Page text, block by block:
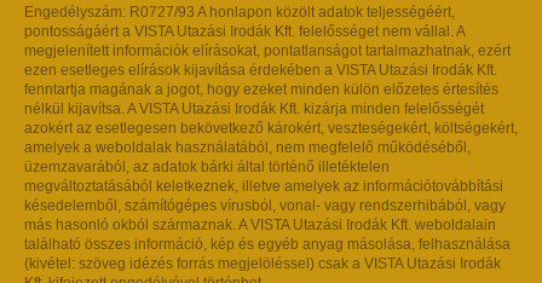
Engedélyszám: R0727/93 A honlapon közölt adatok teljességéért,
pontosságáért a VISTA Utazási Irodák Kft. felelősséget nem vállal. A
megjelenített információk elírásokat, pontatlanságot tartalmazhatnak, ezért
ezen esetleges elírások kijavítása érdekében a VISTA Utazási Irodák Kft.
fenntartja magának a jogot, hogy ezeket minden külön előzetes értesítés
nélkül kijavítsa. A VISTA Utazási Irodák Kft. kizárja minden felelősségét
azokért az esetlegesen bekövetkező károkért, veszteségekért, költségekért,
amelyek a weboldalak használatából, nem megfelelő működéséből,
üzemzavarából, az adatok bárki által történő illetéktelen
megváltoztatásából keletkeznek, illetve amelyek az információtovábbítási
késedelemből, számítógépes vírusból, vonal- vagy rendszerhibából, vagy
más hasonló okból származnak. A VISTA Utazási Irodák Kft. weboldalain
található összes információ, kép és egyéb anyag másolása, felhasználása
(kivétel: szöveg idézés forrás megjelöléssel) csak a VISTA Utazási Irodák